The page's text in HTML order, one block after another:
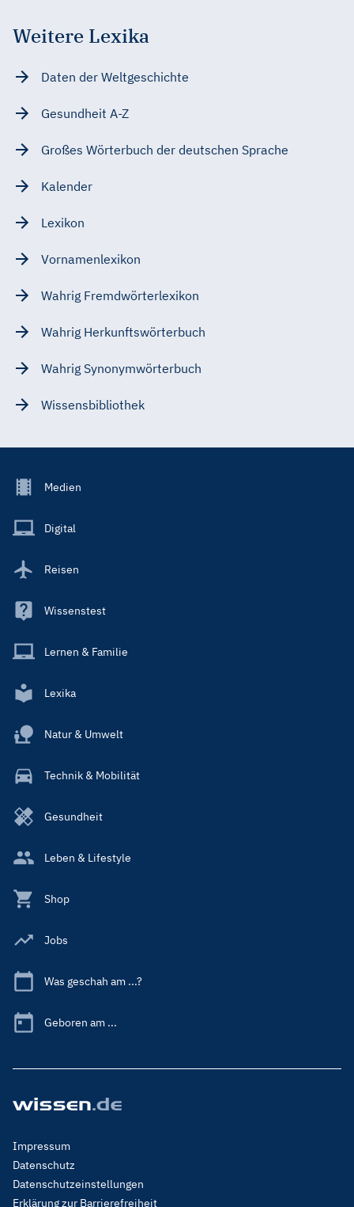
Weitere Lexika
Daten der Weltgeschichte
Gesundheit A-Z
Großes Wörterbuch der deutschen Sprache
Kalender
Lexikon
Vornamenlexikon
Wahrig Fremdwörterlexikon
Wahrig Herkunftswörterbuch
Wahrig Synonymwörterbuch
Wissensbibliothek
Footer
Main
Medien
Digital
Reisen
Wissenstest
Lernen & Familie
Lexika
Natur & Umwelt
Technik & Mobilität
Gesundheit
Leben & Lifestyle
Shop
Jobs
Was geschah am ...?
Geboren am ...
Footer
Menu
Legal
Impressum
Datenschutz
Datenschutzeinstellungen
Erklärung zur Barrierefreiheit